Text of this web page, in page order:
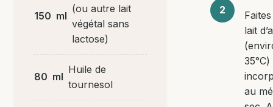
150 ml
(ou autre lait
végétal sans
lactose)
80 ml
Huile de
tournesol
lait
35°C)
au